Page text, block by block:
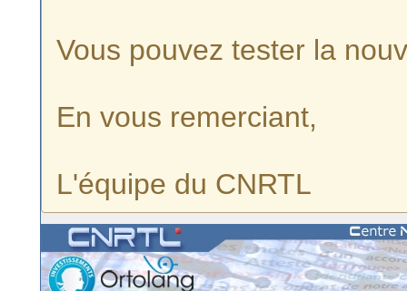
Vous pouvez tester la
En vous remerciant,
L'équipe du CNRTL